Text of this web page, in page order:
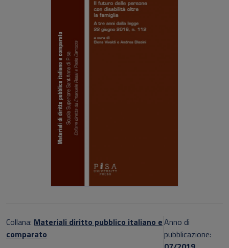
Collana: Materiali diritto pubblico italiano e
comparato
Anno di
pubblicazione: